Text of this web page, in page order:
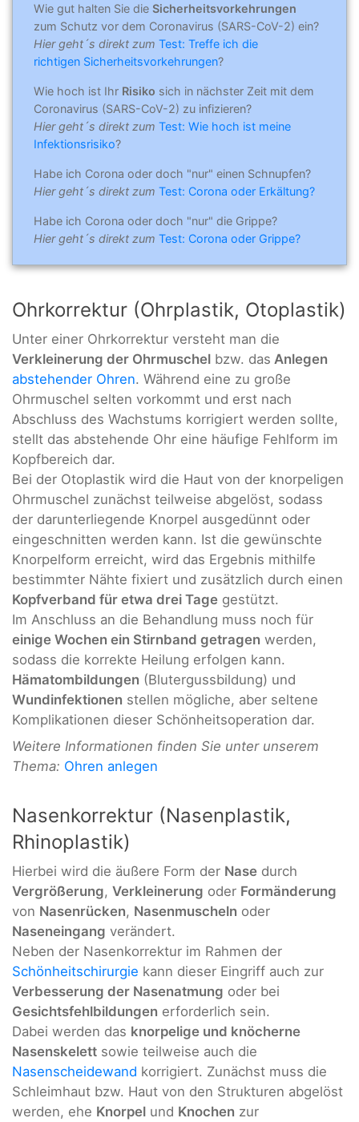
Wie gut halten Sie die Sicherheitsvorkehrungen
zum Schutz vor dem Coronavirus (SARS-CoV-2) ein?
Hier geht´s direkt zum Test: Treffe ich die
richtigen Sicherheitsvorkehrungen?
Wie hoch ist Ihr Risiko sich in nächster Zeit mit dem
Coronavirus (SARS-CoV-2) zu infizieren?
Hier geht´s direkt zum Test: Wie hoch ist meine
Infektionsrisiko?
Habe ich Corona oder doch "nur" einen Schnupfen?
Hier geht´s direkt zum Test: Corona oder Erkältung?
Habe ich Corona oder doch "nur" die Grippe?
Hier geht´s direkt zum Test: Corona oder Grippe?
Ohrkorrektur (Ohrplastik, Otoplastik)
Unter einer Ohrkorrektur versteht man die
Verkleinerung der Ohrmuschel bzw. das Anlegen
abstehender Ohren. Während eine zu große
Ohrmuschel selten vorkommt und erst nach
Abschluss des Wachstums korrigiert werden sollte,
stellt das abstehende Ohr eine häufige Fehlform im
Kopfbereich dar.
Bei der Otoplastik wird die Haut von der knorpeligen
Ohrmuschel zunächst teilweise abgelöst, sodass
der darunterliegende Knorpel ausgedünnt oder
eingeschnitten werden kann. Ist die gewünschte
Knorpelform erreicht, wird das Ergebnis mithilfe
bestimmter Nähte fixiert und zusätzlich durch einen
Kopfverband für etwa drei Tage gestützt.
Im Anschluss an die Behandlung muss noch für
einige Wochen ein Stirnband getragen werden,
sodass die korrekte Heilung erfolgen kann.
Hämatombildungen (Blutergussbildung) und
Wundinfektionen stellen mögliche, aber seltene
Komplikationen dieser Schönheitsoperation dar.
Weitere Informationen finden Sie unter unserem
Thema: Ohren anlegen
Nasenkorrektur (Nasenplastik,
Rhinoplastik)
Hierbei wird die äußere Form der Nase durch
Vergrößerung, Verkleinerung oder Formänderung
von Nasenrücken, Nasenmuscheln oder
Naseneingang verändert.
Neben der Nasenkorrektur im Rahmen der
Schönheitschirurgie kann dieser Eingriff auch zur
Verbesserung der Nasenatmung oder bei
Gesichtsfehlbildungen erforderlich sein.
Dabei werden das knorpelige und knöcherne
Nasenskelett sowie teilweise auch die
Nasenscheidewand korrigiert. Zunächst muss die
Schleimhaut bzw. Haut von den Strukturen abgelöst
werden, ehe Knorpel und Knochen zur